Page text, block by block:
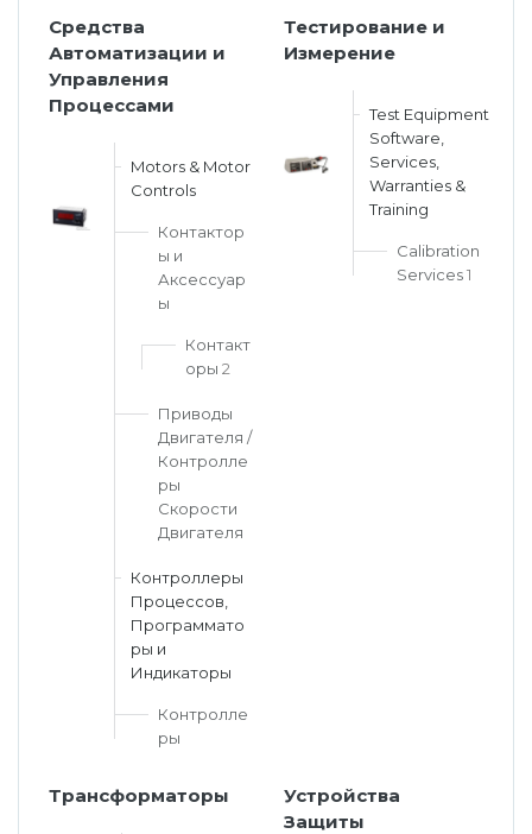
Средства
Автоматизации и
Управления
Процессами
Motors & Motor
Controls
Контактор
ы и
Аксессуар
ы
Контакт
оры 2
Приводы
Двигателя /
Контролле
ры
Скорости
Двигателя
Контроллеры
Процессов,
Программато
ры и
Индикаторы
Контролле
ры
Тестирование и
Измерение
Test Equipment
Software,
Services,
Warranties &
Training
Calibration
Services 1
Трансформаторы
Устройства
Защиты